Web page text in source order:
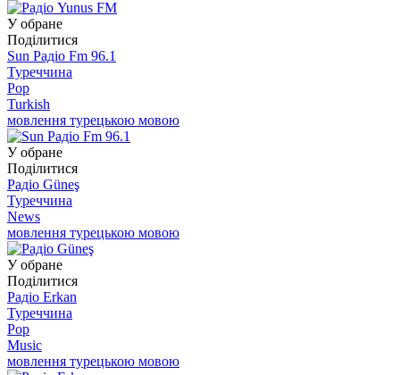
У обране
Поділитися
Sun Радіо Fm 96.1
Туреччина
Pop
Turkish
мовлення турецькою мовою
У обране
Поділитися
Радіо Güneş
Туреччина
News
мовлення турецькою мовою
У обране
Поділитися
Радіо Erkan
Туреччина
Pop
Music
мовлення турецькою мовою